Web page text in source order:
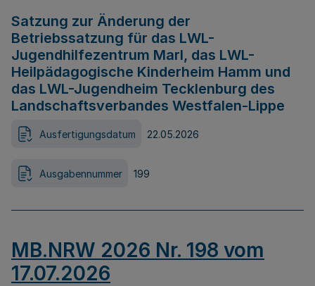
Satzung zur Änderung der
Betriebssatzung für das LWL-
Jugendhilfezentrum Marl, das LWL-
Heilpädagogische Kinderheim Hamm und
das LWL-Jugendheim Tecklenburg des
Landschaftsverbandes Westfalen-Lippe
Ausfertigungsdatum 22.05.2026
Ausgabennummer 199
MB.NRW 2026 Nr. 198 vom
17.07.2026